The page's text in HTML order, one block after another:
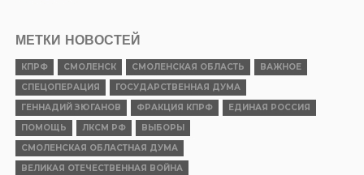
МЕТКИ НОВОСТЕЙ
КПРФ СМОЛЕНСК СМОЛЕНСКАЯ ОБЛАСТЬ
ВАЖНОЕ
СПЕЦОПЕРАЦИЯ
ГОСУДАРСТВЕННАЯ ДУМА
ГЕННАДИЙ ЗЮГАНОВ
ФРАКЦИЯ КПРФ
ЕДИНАЯ РОССИЯ
ПОМОЩЬ
ЛКСМ РФ
ВЫБОРЫ
СМОЛЕНСКАЯ ОБЛАСТНАЯ ДУМА
ВЕЛИКАЯ ОТЕЧЕСТВЕННАЯ ВОЙНА